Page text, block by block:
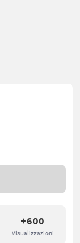
+600
Visualizzazioni